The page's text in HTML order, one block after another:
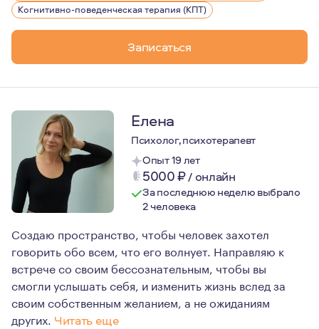
Когнитивно-поведенческая терапия (КПТ)
Записаться
Елена
Психолог, психотерапевт
Опыт 19 лет
5000₽/ онлайн
За последнюю неделю выбрало
2 человека
Создаю пространство, чтобы человек захотел
говорить обо всем, что его волнует. Направляю к
встрече со своим бессознательным, чтобы вы
смогли услышать себя, и изменить жизнь вслед за
своим собственным желанием, а не ожиданиям
других. Читать еще